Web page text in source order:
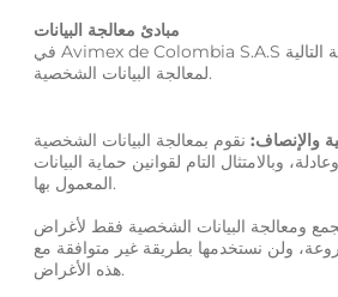
مبادئ معالجة البيانات
في Avimex de Colombia S.A.S نلتزم بالمبادئ الأساسية التالية
لمعالجة البيانات الشخصية.
والإنصاف: نقوم بمعالجة البيانات الشخصية
وبالامتثال التام لقوانين حماية البيانات
المعمول بها.
ومعالجة البيانات الشخصية فقط لأغراض
ولن نستخدمها بطريقة غير متوافقة مع
هذه الأغراض.